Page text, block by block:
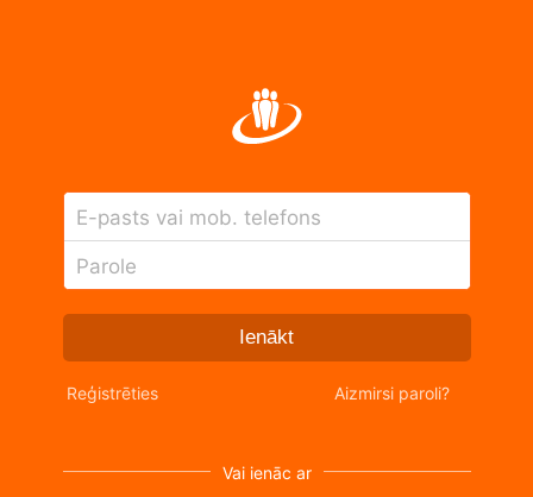
E-pasts vai mob. telefons
Parole
Ienākt
Reģistrēties Aizmirsi paroli?
Vai ienāc ar